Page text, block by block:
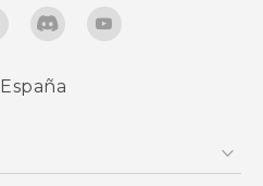
España